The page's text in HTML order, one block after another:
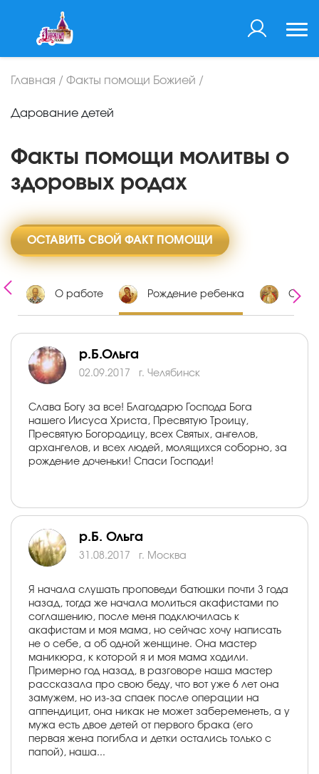
Главная / Факты помощи Божией /
Дарование детей
Факты помощи молитвы о
здоровых родах
ОСТАВИТЬ СВОЙ ФАКТ ПОМОЩИ
О работе Рождение ребенка О
р.Б.Ольга
02.09.2017 г. Челябинск
Слава Богу за все! Благодарю Господа Бога
нашего Иисуса Христа, Пресвятую Троицу,
Пресвятую Богородицу, всех Святых, ангелов,
архангелов, и всех людей, молящихся соборно, за
рождение доченьки! Спаси Господи!
р.Б. Ольга
31.08.2017 г. Москва
Я начала слушать проповеди батюшки почти 3 года
назад, тогда же начала молиться акафистами по
соглашению, после меня подключилась к
акафистам и моя мама, но сейчас хочу написать
не о себе, а об одной женщине. Она мастер
маникюра, к которой я и моя мама ходили.
Примерно год назад, в разговоре наша мастер
рассказала про свою беду, что вот уже 6 лет она
замужем, но из-за спаек после операции на
аппендицит, она никак не может забеременеть, а у
мужа есть двое детей от первого брака (его
первая жена погибла и детки остались только с
папой), наша...